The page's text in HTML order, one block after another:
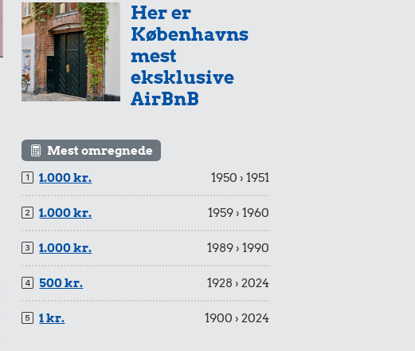
Her er
Københavns
mest
eksklusive
AirBnB
Mest omregnede
1.000 kr.
1950 › 1951
1.000 kr. 1959 › 1960
1.000 kr. 1989 › 1990
500 kr. 1928 › 2024
1 kr. 1900 › 2024